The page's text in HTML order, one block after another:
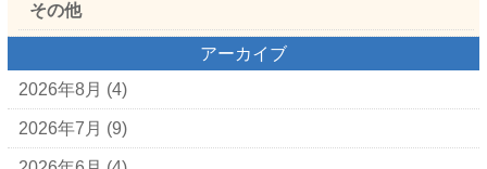
その他
アーカイブ
2026年8月 (4)
2026年7月 (9)